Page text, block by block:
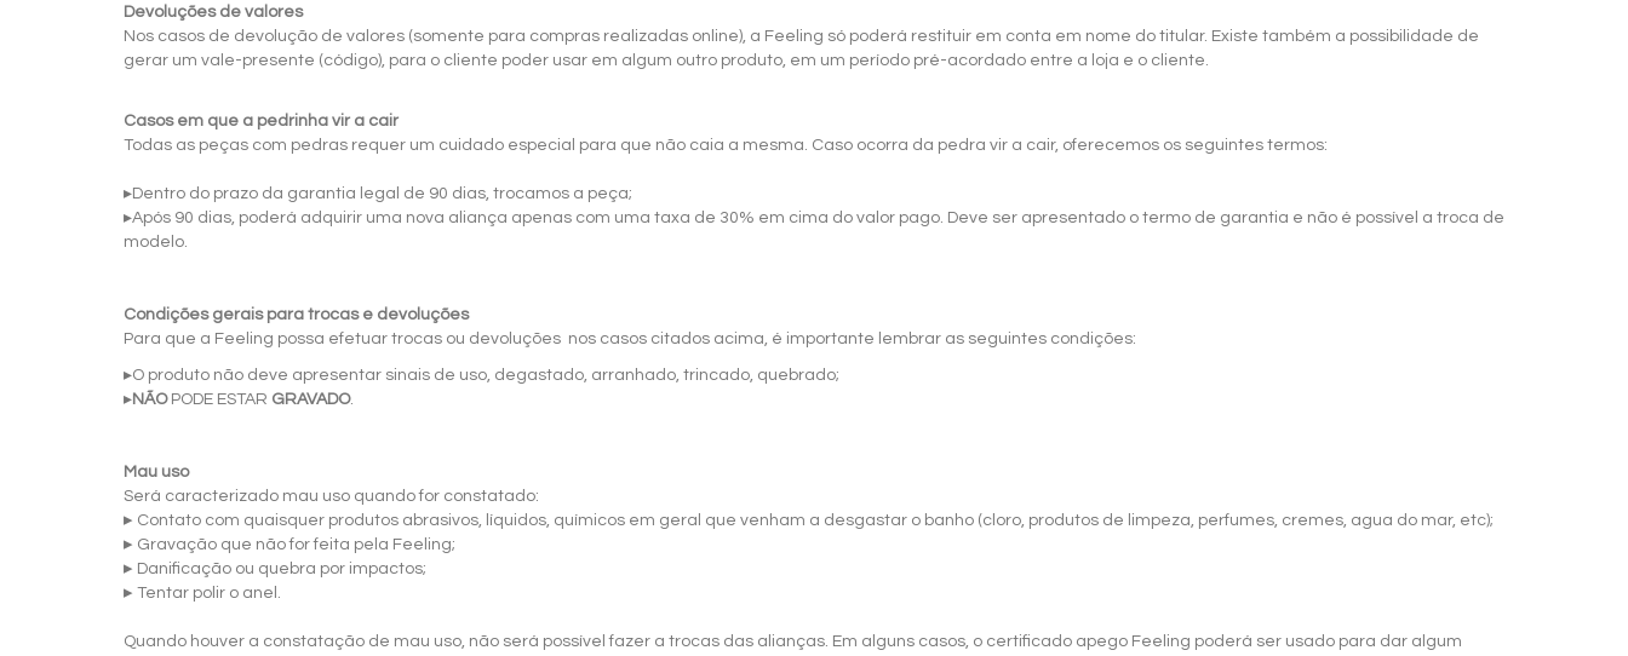
Devoluções de valores
Nos casos de devolução de valores (somente para compras realizadas online), a Feeling só poderá restituir em conta em nome do titular. Existe também a possibilidade de
gerar um vale-presente (código), para o cliente poder usar em algum outro produto, em um período pré-acordado entre a loja e o cliente.
Casos em que a pedrinha vir a cair
Todas as peças com pedras requer um cuidado especial para que não caia a mesma. Caso ocorra da pedra vir a cair, oferecemos os seguintes termos:
▸Dentro do prazo da garantia legal de 90 dias, trocamos a peça;
▸Após 90 dias, poderá adquirir uma nova aliança apenas com uma taxa de 30% em cima do valor pago. Deve ser apresentado o termo de garantia e não é possível a troca de
modelo.
Condições gerais para trocas e devoluções
Para que a Feeling possa efetuar trocas ou devoluções nos casos citados acima, é importante lembrar as seguintes condições:
▸O produto não deve apresentar sinais de uso, degastado, arranhado, trincado, quebrado;
▸NÃO PODE ESTAR GRAVADO.
Mau uso
Será caracterizado mau uso quando for constatado:
▸ Contato com quaisquer produtos abrasivos, líquidos, químicos em geral que venham a desgastar o banho (cloro, produtos de limpeza, perfumes, cremes, agua do mar, etc);
▸ Gravação que não for feita pela Feeling;
▸ Danificação ou quebra por impactos;
▸ Tentar polir o anel.
Quando houver a constatação de mau uso, não será possível fazer a trocas das alianças. Em alguns casos, o certificado apego Feeling poderá ser usado para dar algum